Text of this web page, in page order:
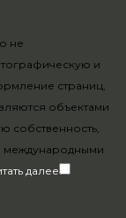
не
и
страниц,
объектами
собственность,
международными
далее